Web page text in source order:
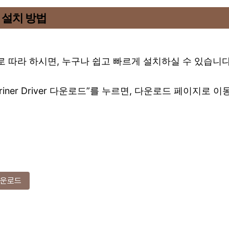
치 방법
따라 하시면, 누구나 쉽고 빠르게 설치하실 수 있습니
Driver 다운로드”를 누르면, 다운로드 페이지로 이
로드